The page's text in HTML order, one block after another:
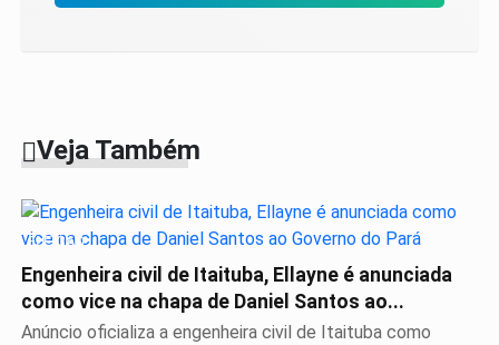
Veja Também
ELEIÇÃO
Engenheira civil de Itaituba, Ellayne é anunciada
como vice na chapa de Daniel Santos ao...
Anúncio oficializa a engenheira civil de Itaituba como